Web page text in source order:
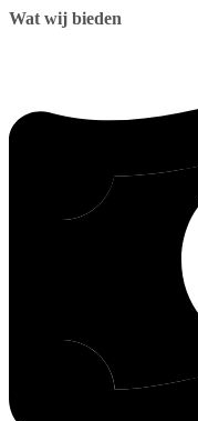
Wat wij bieden